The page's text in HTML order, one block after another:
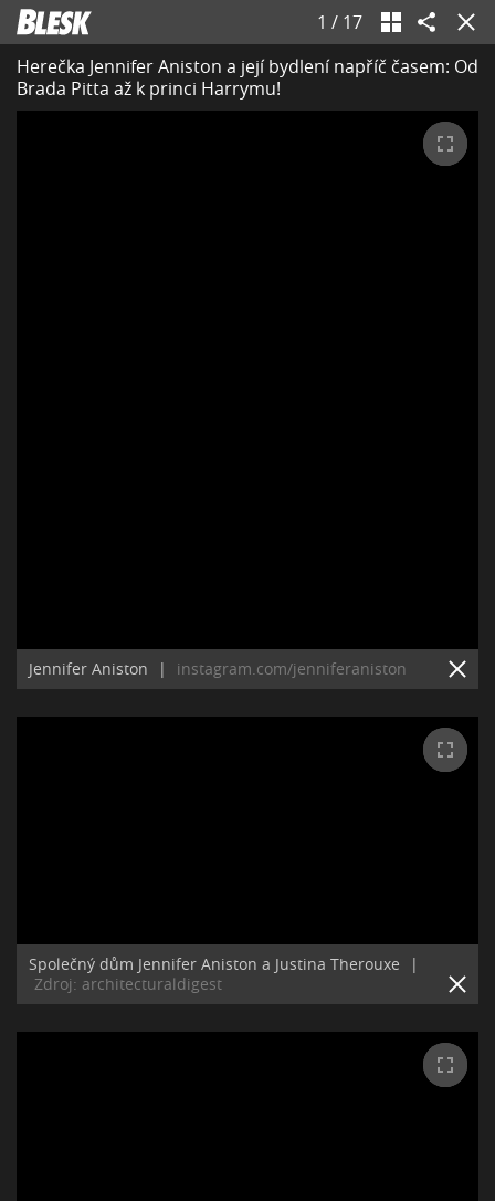
1 / 17
Herečka Jennifer Aniston a její bydlení napříč časem: Od
Brada Pitta až k princi Harrymu!
Jennifer Aniston | instagram.com/jenniferaniston
Společný dům Jennifer Aniston a Justina Therouxe
|
Zdroj: architecturaldigest